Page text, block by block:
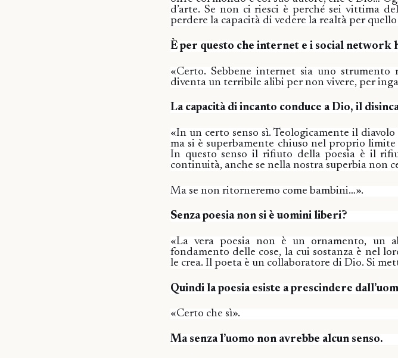
d’arte. Se non ci riesci è perché sei vittima
perdere la capacità di vedere la realtà per quello
È per questo che internet e i social network
«Certo. Sebbene internet sia uno strumento
diventa un terribile alibi per non vivere, per
La capacità di incanto conduce a Dio, il
«In un certo senso sì. Teologicamente il
ma si è superbamente chiuso nel proprio
In questo senso il rifiuto della poesia è il
continuità, anche se nella nostra superbia non
Ma se non ritorneremo come bambini…».
Senza poesia non si è uomini liberi?
«La vera poesia non è un ornamento, un
fondamento delle cose, la cui sostanza è nel
le crea. Il poeta è un collaboratore di Dio. Si
Quindi la poesia esiste a prescindere
«Certo che sì».
Ma senza l’uomo non avrebbe alcun senso.